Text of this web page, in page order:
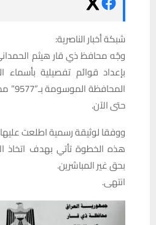
شبكة أخبار الناصرية:
وجّه محافظ ذي قار هيثم
بإعداد قوائم تفصيلية
حتى الآن.
ووفقا لوثيقة رسمية اطلعت عليها
هذه الخطوة تأتي بهدف اتخاذ
بحق غير المباشرين.
انتهى.